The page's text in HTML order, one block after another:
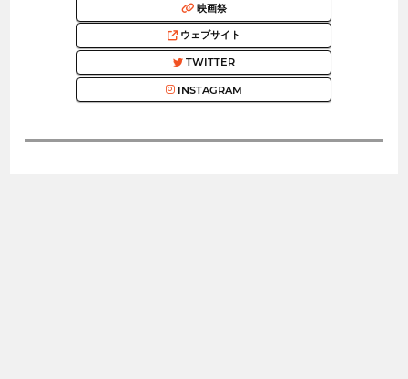
映画祭
ウェブサイト
TWITTER
INSTAGRAM